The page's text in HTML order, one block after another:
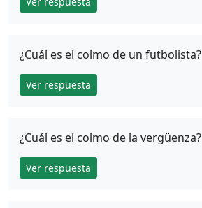
¿Cuál es el colmo de un futbolista?
Ver respuesta
¿Cuál es el colmo de la vergüenza?
Ver respuesta